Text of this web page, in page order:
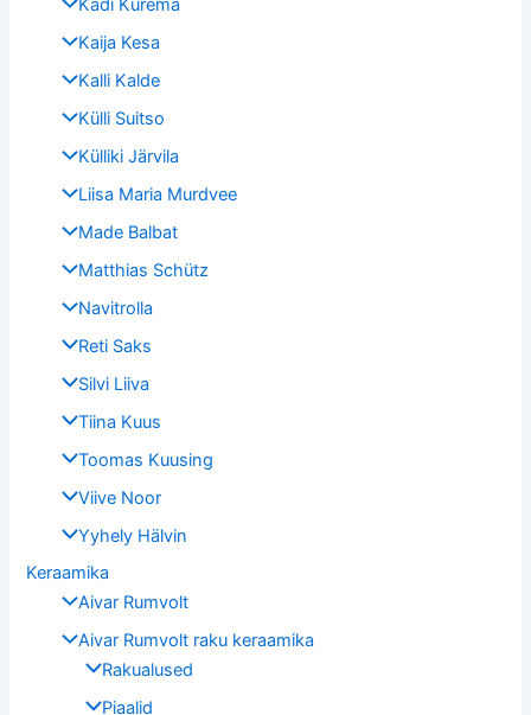
Kadi Kurema
Kaija Kesa
Kalli Kalde
Külli Suitso
Külliki Järvila
Liisa Maria Murdvee
Made Balbat
Matthias Schütz
Navitrolla
Reti Saks
Silvi Liiva
Tiina Kuus
Toomas Kuusing
Viive Noor
Yyhely Hälvin
Keraamika
Aivar Rumvolt
Aivar Rumvolt raku keraamika
Rakualused
Piaalid